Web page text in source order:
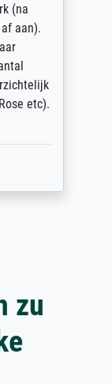
(na
aan).
etc).
zu